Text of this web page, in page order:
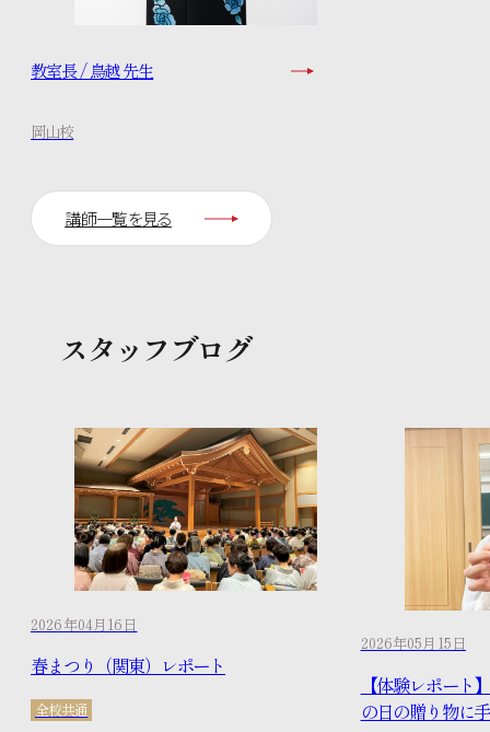
教室長 / 鳥越 先生
岡山校
講師一覧を見る
スタッフブログ
2026年04月16日
春まつり（関東）レポート
全校共通
2026年05月15日
【体験レポート
の日の贈り物に